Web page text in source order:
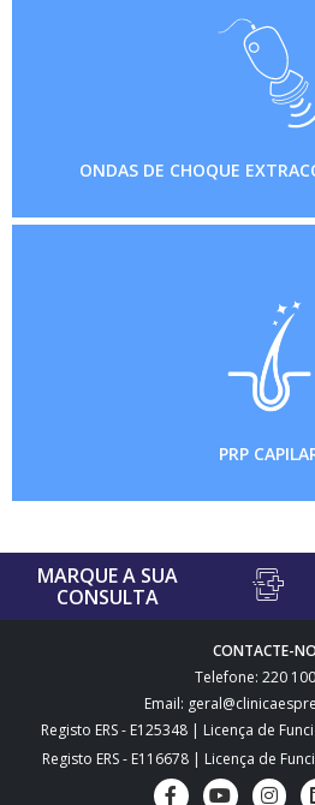
ONDAS DE CHOQUE
PRP
MARQUE A SUA
CONSULTA
CONTACTE-
Telefone: 220
Email:
Registo ERS - E125348 | Licença de
Registo ERS - E116678 | Licença de